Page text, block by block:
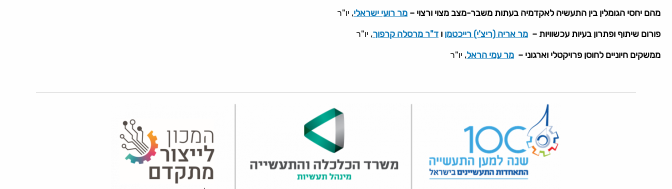
מהם יחסי הגומלין בין התעשיה לאקדמיה בעתות משבר-מצב מצוי ורצוי – מר רועי ישראלי, יו"ר
פורום שיתוף ופתרון בעיות עכשוויות – מר אריה (ריצ'י) רייכטמן ו ד"ר מרסלה קרפוך, יו"ר
ממשקים חיוניים לחוסן פרויקטלי וארגוני – מר עמי הראל, יו"ר